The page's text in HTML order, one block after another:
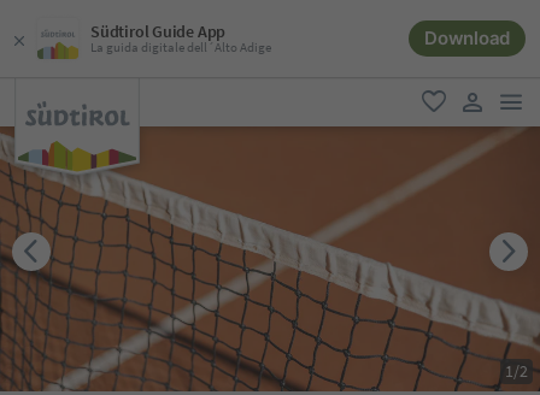
Südtirol Guide App
La guida digitale dell´Alto Adige Download
favoriti
user link
1/2